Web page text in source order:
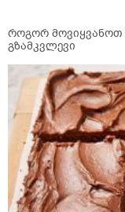
როგორ მოვიყვანოთ
გზამკვლევი